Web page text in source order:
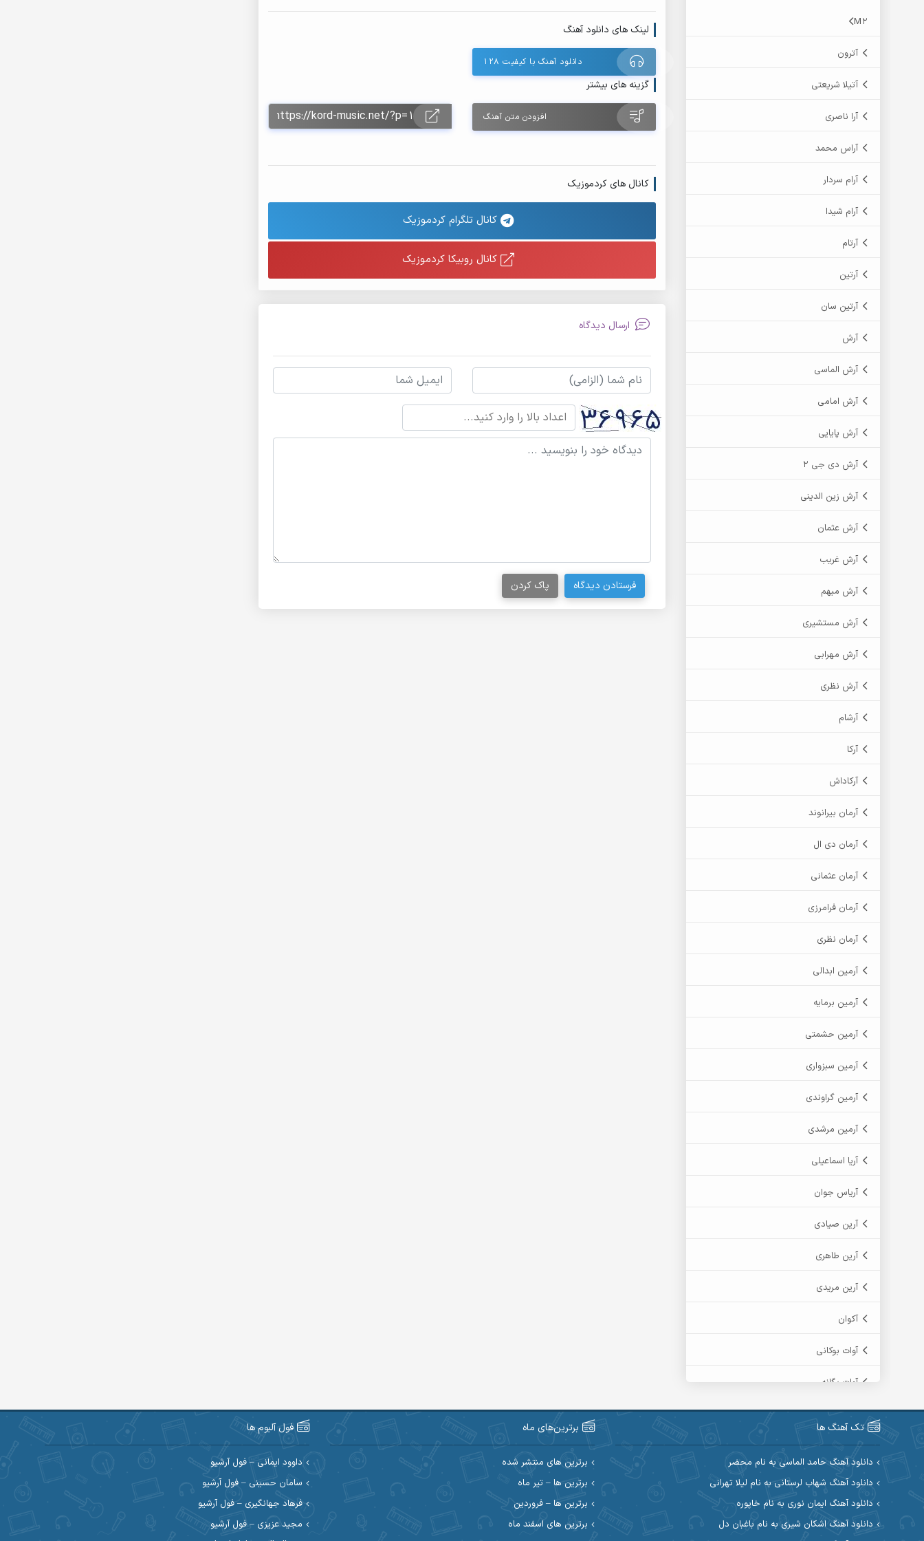
M2
آترون
آتیلا شریعتی
آرا ناصری
آراس محمد
آرام سردار
آرام شیدا
آرتام
آرتین
آرتین سان
آرش
آرش الماسی
آرش امامی
آرش پایایی
آرش دی جی 2
آرش زین الدینی
آرش عثمان
آرش غریب
آرش مبهم
آرش مستشیری
آرش مهرابی
آرش نظری
آرشام
آرکا
آرکاداش
آرمان بیرانوند
آرمان دی ال
آرمان عثمانی
آرمان فرامرزی
آرمان نظری
آرمین ابدالی
آرمین برمایه
آرمین حشمتی
آرمین سبزواری
آرمین گراوندی
آرمین مرشدی
آریا اسماعیلی
آریاس جوان
آرین صیادی
آرین طاهری
آرین مریدی
آکوان
آوات بوکانی
آوات یگانه
آیت احمدنژاد
آیهان
ابراهیم شمس
ابوالحسن جاویدان
لینک های دانلود آهنگ
دانلود آهنگ با کیفیت ۱۲۸
گزینه های بیشتر
افزودن متن آهنگ
کانال های کردموزیک
کانال تلگرام کردموزیک
کانال روبیکا کردموزیک
ارسال دیدگاه
فرستادن دیدگاه پاک کردن
تک آهنگ ها
دانلود آهنگ حامد الماسی به نام محضر
دانلود آهنگ شهاب لرستانی به نام لیلا تهرانی
دانلود آهنگ ایمان نوری به نام خاپوره
دانلود آهنگ اشکان شیری به نام باغبان دل
برترین‌های ماه
برترین های منتشر شده
برترین ها – تیر ماه
برترین ها – فروردین
برترین های اسفند ماه
فول آلبوم ها
داوود ایمانی – فول آرشیو
سامان حسینی – فول آرشیو
فرهاد جهانگیری – فول آرشیو
مجید عزیزی – فول آرشیو